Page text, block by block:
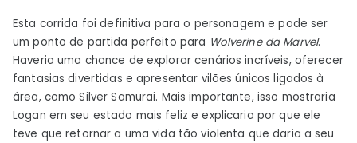
Esta corrida foi definitiva para o personagem e pode ser
um ponto de partida perfeito para Wolverine da Marvel.
Haveria uma chance de explorar cenários incríveis, oferecer
fantasias divertidas e apresentar vilões únicos ligados à
área, como Silver Samurai. Mais importante, isso mostraria
Logan em seu estado mais feliz e explicaria por que ele
teve que retornar a uma vida tão violenta que daria a seu